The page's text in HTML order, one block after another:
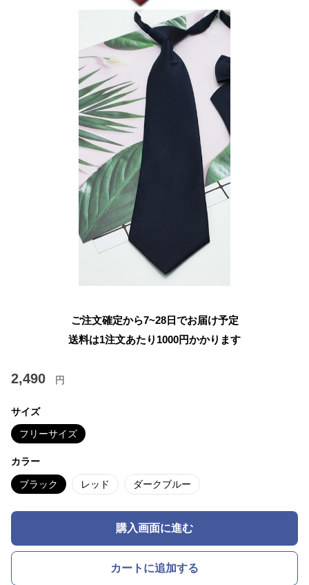
ご注文確定から7~28日でお届け予定
送料は1注文あたり 1000円かかります
2,490 円
サイズ
フリーサイズ
カラー
ブラック レッド ダークブルー
購入画面に進む
カートに追加する